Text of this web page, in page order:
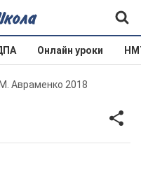
Онлайн уроки
М. Авраменко 2018